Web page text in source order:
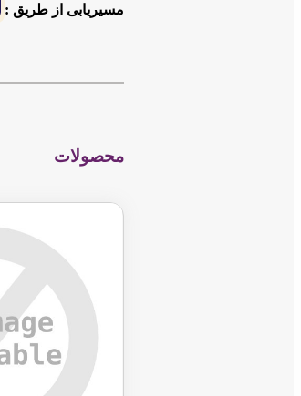
مسیریابی از طریق :
محصولات